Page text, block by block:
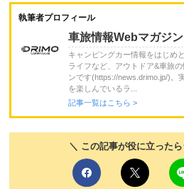
執筆者プロフィール
車旅情報Webマガジン
キャンピングカー情報をはじめ
ライフなど、アウトドア&車旅
ンです(https://news.drimo.jp/)。
を楽しんでいるラ...
記事一覧はこちら >
＼ この記事が役に立った